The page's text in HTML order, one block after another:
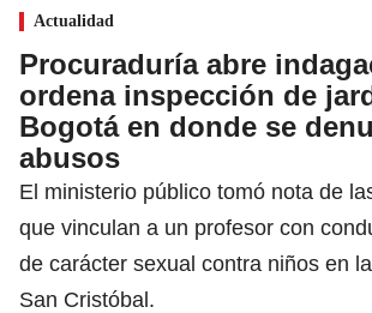
Actualidad
Procuraduría abre
ordena inspección de
Bogotá en donde se
abusos
El ministerio público tomó nota de
que vinculan a un profesor con
de carácter sexual contra niños en
San Cristóbal.